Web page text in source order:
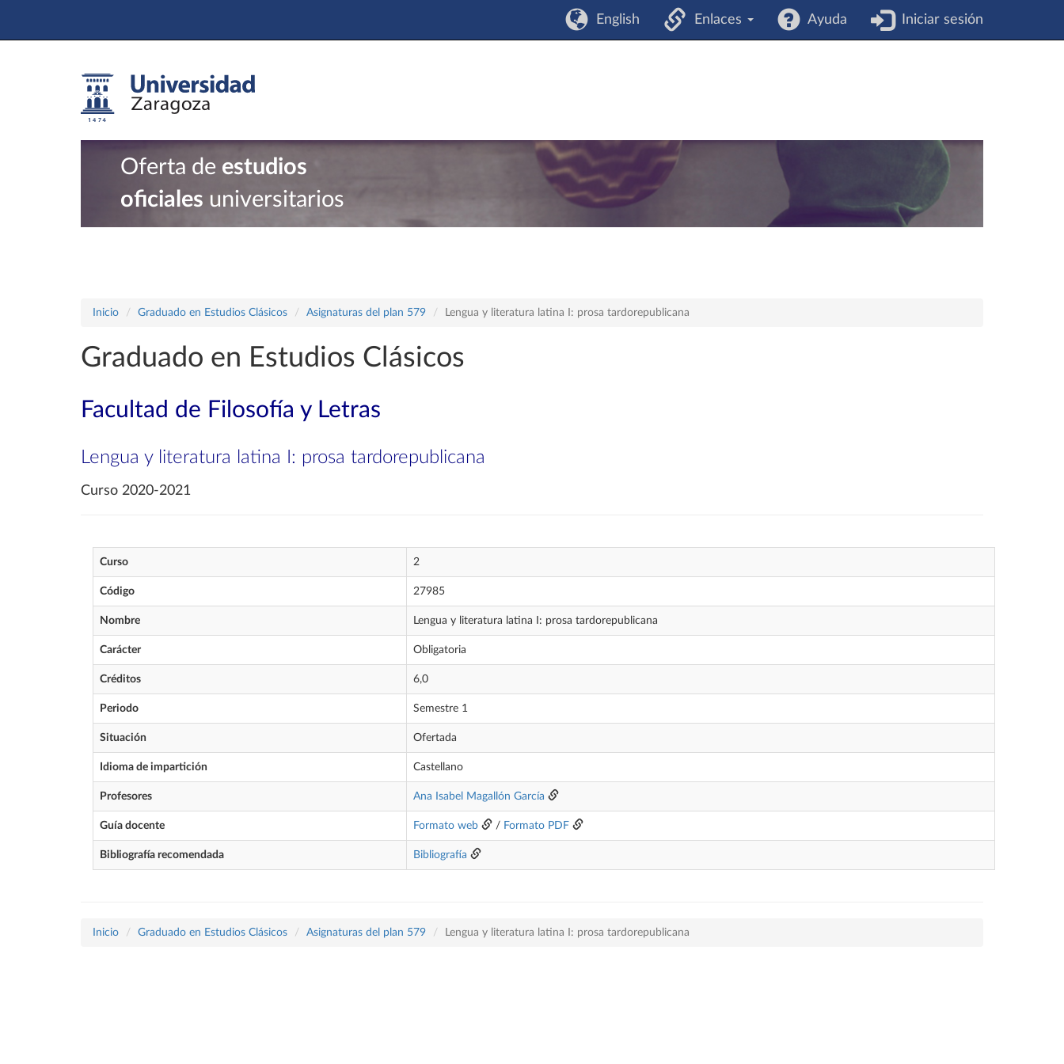
English Enlaces Ayuda Iniciar sesión
Oferta de estudios
oficiales universitarios
Inicio Graduado en Estudios Clásicos Asignaturas del plan 579 Lengua y literatura latina I: prosa tardorepublicana
Graduado en Estudios Clásicos
Facultad de Filosofía y Letras
Lengua y literatura latina I: prosa tardorepublicana
Curso 2020-2021
Curso 2
Código 27985
Nombre Lengua y literatura latina I: prosa tardorepublicana
Carácter Obligatoria
Créditos 6,0
Periodo Semestre 1
Situación Ofertada
Idioma de impartición Castellano
Profesores Ana Isabel Magallón García
Guía docente Formato web / Formato PDF
Bibliografía recomendada Bibliografía
Inicio Graduado en Estudios Clásicos Asignaturas del plan 579 Lengua y literatura latina I: prosa tardorepublicana